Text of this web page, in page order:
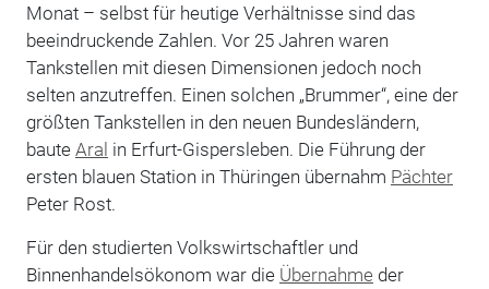
Monat – selbst für heutige Verhältnisse sind das
beein­druckende Zahlen. Vor 25 Jahren waren
Tankstellen mit diesen Dimensionen jedoch noch
selten anzutreffen. Einen solchen „Brummer“, eine der
größten Tankstellen in den neuen Bundesländern,
baute Aral in Erfurt-Gispersleben. Die Führung der
ersten blauen Station in Thüringen übernahm Pächter
Peter Rost.
Für den studierten Volkswirtschaftler und
Binnenhandelsökonom war die Übernahme der